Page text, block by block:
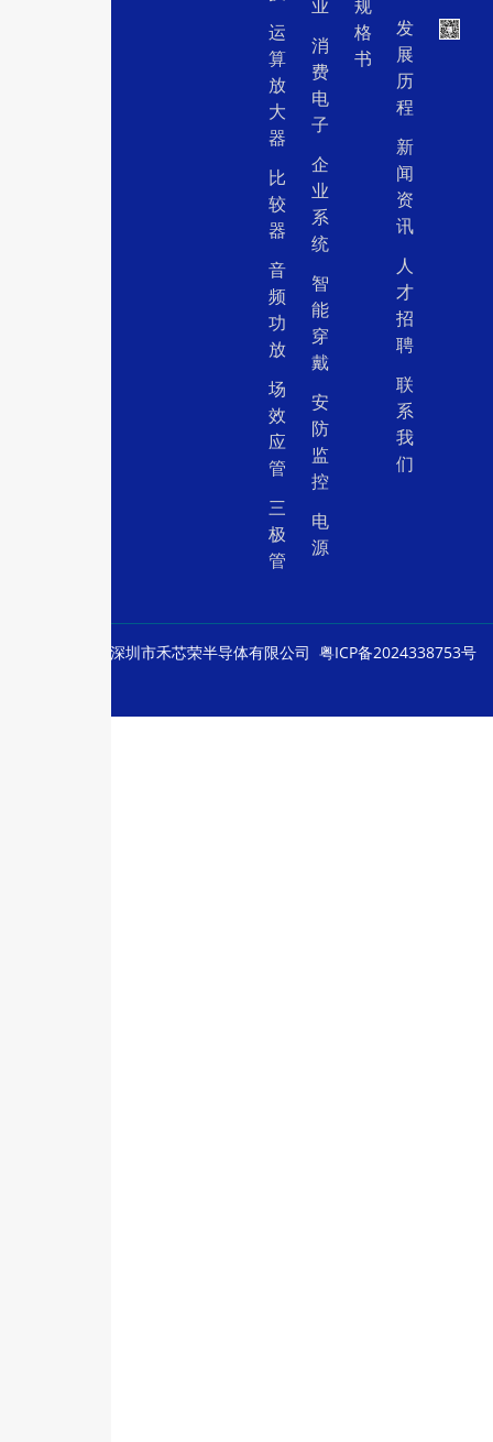
运
算
放
大
器
比
较
器
音
频
功
放
场
效
应
管
三
极
管
业
消
费
电
子
企
业
系
统
智
能
穿
戴
安
防
监
控
电
源
规
格
书
发
展
历
程
新
闻
资
讯
人
才
招
聘
联
系
我
们
深圳市禾芯荣半导体有限公司 粤ICP备2024338753号